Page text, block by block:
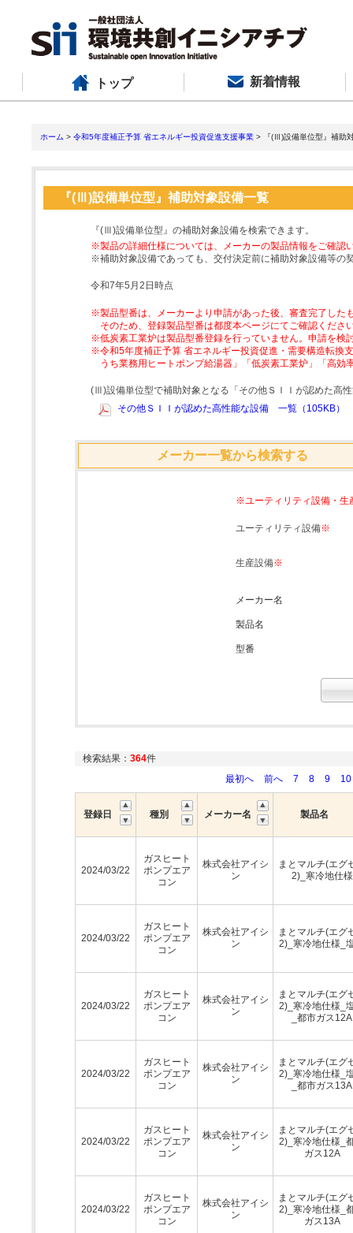
トップ 新着情報
ホーム > 令和5年度補正予算 省エネルギー投資促進支援事業 > 『(Ⅲ)設備単位型』補助
『(Ⅲ)設備単位型』補助対象設備一覧
『(Ⅲ)設備単位型』の補助対象設備を検索できます。
※製品の詳細仕様については、メーカーの製品情報をご確認
※補助対象設備であっても、交付決定前に補助対象設備等の
令和7年5月2日時点
※製品型番は、メーカーより申請があった後、審査完了した
そのため、登録製品型番は都度本ページにてご確認くださ
※低炭素工業炉は製品型番登録を行っていません。申請を検
※令和5年度補正予算 省エネルギー投資促進・需要構造転換
うち業務用ヒートポンプ給湯器」「低炭素工業炉」「高
(Ⅲ)設備単位型で補助対象となる「その他ＳＩＩが認めた高
その他ＳＩＩが認めた高性能な設備 一覧（105KB）
メーカー一覧から検索する
※ユーティリティ設備・生
ユーティリティ設備※
生産設備※
メーカー名
製品名
型番
検索結果： 364件
最初へ
前へ 7 8 9 10
登録日 種別 メーカー名 製品名
2024/03/22
ガスヒート
ポンプエア
コン
株式会社アイシ
ン
まとマルチ(エグ
2)_寒冷地仕様
2024/03/22
ガスヒート
ポンプエア
コン
株式会社アイシ
ン
まとマルチ(エグ
2)_寒冷地仕様_
2024/03/22
ガスヒート
ポンプエア
コン
株式会社アイシ
ン
まとマルチ(エグ
2)_寒冷地仕様_
_都市ガス12A
2024/03/22
ガスヒート
ポンプエア
コン
株式会社アイシ
ン
まとマルチ(エグ
2)_寒冷地仕様_
_都市ガス13A
2024/03/22
ガスヒート
ポンプエア
コン
株式会社アイシ
ン
まとマルチ(エグ
2)_寒冷地仕様_
ガス12A
2024/03/22
ガスヒート
ポンプエア
コン
株式会社アイシ
ン
まとマルチ(エグ
2)_寒冷地仕様_
ガス13A